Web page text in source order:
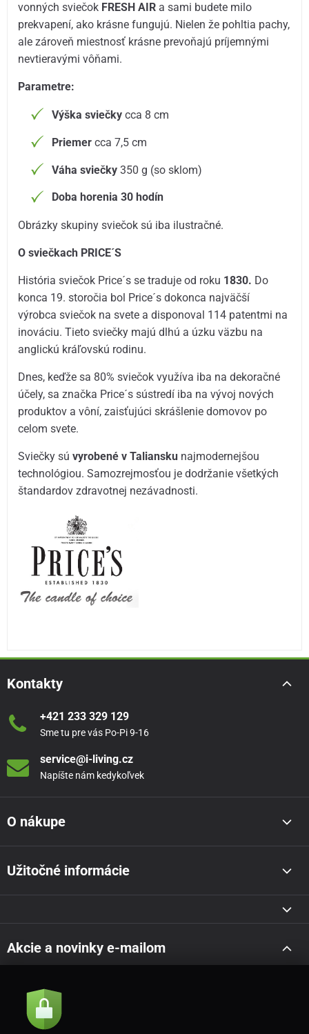
vonných sviečok FRESH AIR a sami budete milo
prekvapení, ako krásne fungujú. Nielen že pohltia pachy,
ale zároveň miestnosť krásne prevoňajú príjemnými
nevtieravými vôňami.
Parametre:
Výška sviečkycca 8 cm
Priemer cca 7,5 cm
Váha sviečky350 g (so sklom)
Doba horenia 30 hodín
Obrázky skupiny sviečok sú iba ilustračné.
O sviečkach PRICE´S
História sviečok Price´s se traduje od roku 1830. Do
konca 19. storočia bol Price´s dokonca najväčší
výrobca sviečok na svete a disponoval 114 patentmi na
inováciu. Tieto sviečky majú dlhú a úzku väzbu na
anglickú kráľovskú rodinu.
Dnes, keďže sa 80% sviečok využíva iba na dekoračné
účely, sa značka Price´s sústredí iba na vývoj nových
produktov a vôní, zaisťujúci skrášlenie domovov po
celom svete.
Sviečky súvyrobené v Taliansku najmodernejšou
technológiou. Samozrejmosťou je dodržanie všetkých
štandardov zdravotnej nezávadnosti.
Kontakty
+421 233 329 129
Sme tu pre vás Po-Pi 9-16
service@i-living.cz
Napíšte nám kedykoľvek
O nákupe
Užitočné informácie
Akcie a novinky e-mailom
Súhlasím so